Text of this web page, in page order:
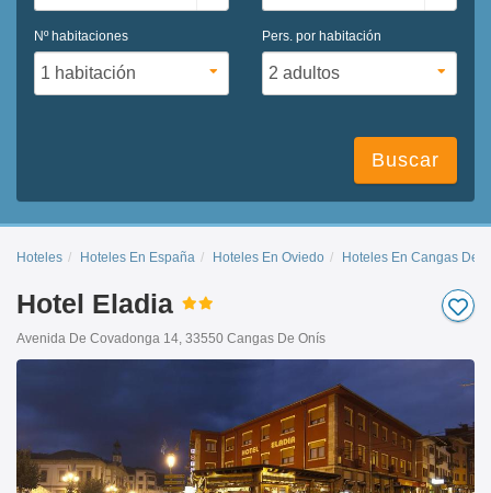
Nº habitaciones Pers. por habitación
Buscar
Hoteles Hoteles En España Hoteles En Oviedo Hoteles En Cangas De
Hotel Eladia
Avenida De Covadonga 14, 33550 Cangas De Onís